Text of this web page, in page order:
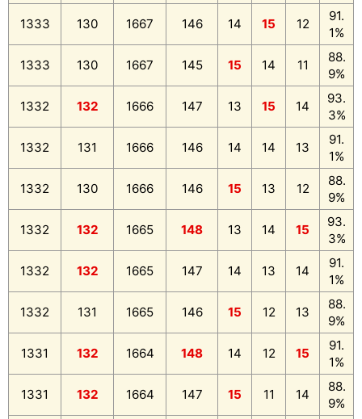
1333 130 1667 146 14 15 12
91.
1%
1333 130 1667 145 15 14 11
88.
9%
1332 132 1666 147 13 15 14
93.
3%
1332 131 1666 146 14 14 13
91.
1%
1332 130 1666 146 15 13 12
88.
9%
1332 132 1665 148 13 14 15
93.
3%
1332 132 1665 147 14 13 14
91.
1%
1332 131 1665 146 15 12 13
88.
9%
1331 132 1664 148 14 12 15
91.
1%
1331 132 1664 147 15 11 14
88.
9%